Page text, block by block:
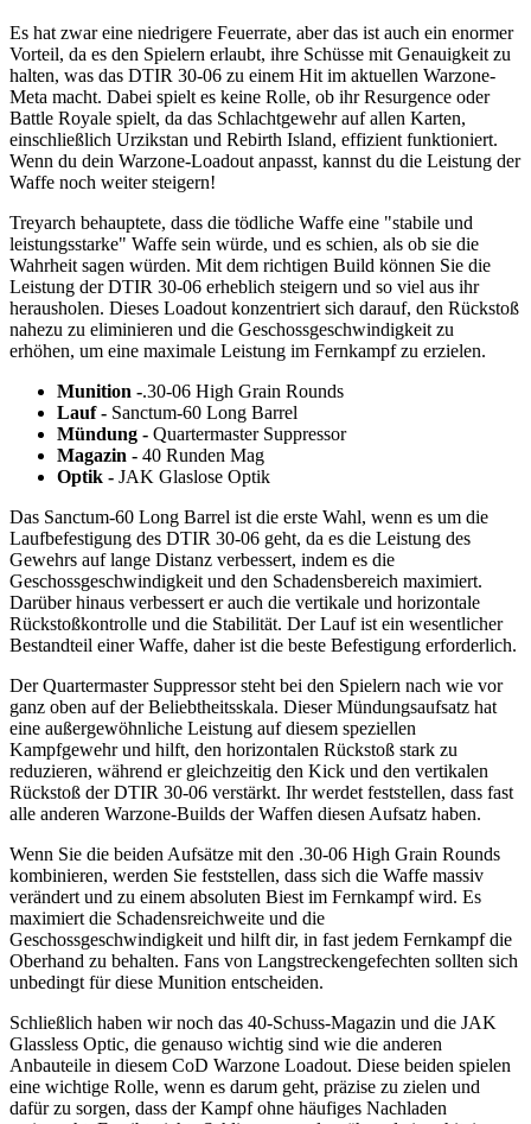
Es hat zwar eine niedrigere Feuerrate, aber das ist auch ein enormer
Vorteil, da es den Spielern erlaubt, ihre Schüsse mit Genauigkeit zu
halten, was das DTIR 30-06 zu einem Hit im aktuellen Warzone-
Meta macht. Dabei spielt es keine Rolle, ob ihr Resurgence oder
Battle Royale spielt, da das Schlachtgewehr auf allen Karten,
einschließlich Urzikstan und Rebirth Island, effizient funktioniert.
Wenn du dein Warzone-Loadout anpasst, kannst du die Leistung der
Waffe noch weiter steigern!
Treyarch behauptete, dass die tödliche Waffe eine "stabile und
leistungsstarke" Waffe sein würde, und es schien, als ob sie die
Wahrheit sagen würden. Mit dem richtigen Build können Sie die
Leistung der DTIR 30-06 erheblich steigern und so viel aus ihr
herausholen. Dieses Loadout konzentriert sich darauf, den Rückstoß
nahezu zu eliminieren und die Geschossgeschwindigkeit zu
erhöhen, um eine maximale Leistung im Fernkampf zu erzielen.
Munition -.30-06 High Grain Rounds
Lauf - Sanctum-60 Long Barrel
Mündung - Quartermaster Suppressor
Magazin - 40 Runden Mag
Optik - JAK Glaslose Optik
Das Sanctum-60 Long Barrel ist die erste Wahl, wenn es um die
Laufbefestigung des DTIR 30-06 geht, da es die Leistung des
Gewehrs auf lange Distanz verbessert, indem es die
Geschossgeschwindigkeit und den Schadensbereich maximiert.
Darüber hinaus verbessert er auch die vertikale und horizontale
Rückstoßkontrolle und die Stabilität. Der Lauf ist ein wesentlicher
Bestandteil einer Waffe, daher ist die beste Befestigung erforderlich.
Der Quartermaster Suppressor steht bei den Spielern nach wie vor
ganz oben auf der Beliebtheitsskala. Dieser Mündungsaufsatz hat
eine außergewöhnliche Leistung auf diesem speziellen
Kampfgewehr und hilft, den horizontalen Rückstoß stark zu
reduzieren, während er gleichzeitig den Kick und den vertikalen
Rückstoß der DTIR 30-06 verstärkt. Ihr werdet feststellen, dass fast
alle anderen Warzone-Builds der Waffen diesen Aufsatz haben.
Wenn Sie die beiden Aufsätze mit den .30-06 High Grain Rounds
kombinieren, werden Sie feststellen, dass sich die Waffe massiv
verändert und zu einem absoluten Biest im Fernkampf wird. Es
maximiert die Schadensreichweite und die
Geschossgeschwindigkeit und hilft dir, in fast jedem Fernkampf die
Oberhand zu behalten. Fans von Langstreckengefechten sollten sich
unbedingt für diese Munition entscheiden.
Schließlich haben wir noch das 40-Schuss-Magazin und die JAK
Glassless Optic, die genauso wichtig sind wie die anderen
Anbauteile in diesem CoD Warzone Loadout. Diese beiden spielen
eine wichtige Rolle, wenn es darum geht, präzise zu zielen und
dafür zu sorgen, dass der Kampf ohne häufiges Nachladen